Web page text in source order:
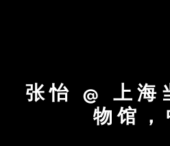
张怡 @ 上海
物馆，